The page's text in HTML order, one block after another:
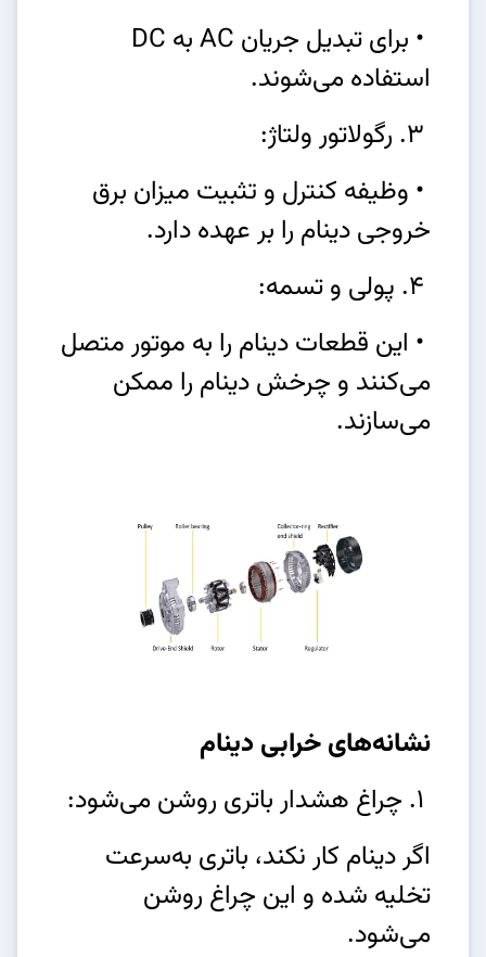
• برای تبدیل جریان AC به DC
استفاده می‌شوند.
• وظیفه کنترل و تثبیت میزان برق
خروجی دینام را بر عهده دارد.
• این قطعات دینام را به موتور متصل
می‌کنند و چرخش دینام را ممکن
می‌سازند.
نشانه‌های خرابی دینام
اگر دینام کار نکند، باتری به‌سرعت
تخلیه شده و این چراغ روشن
می‌شود.